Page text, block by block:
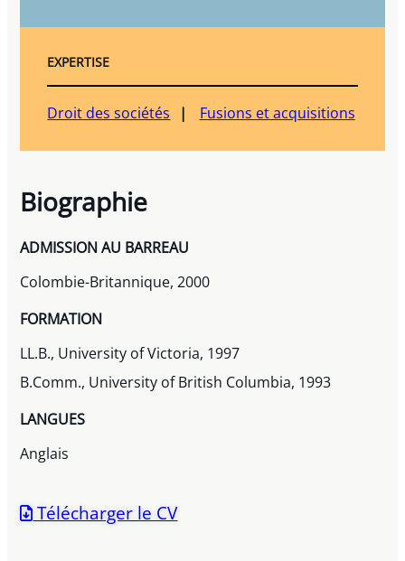
EXPERTISE
Droit des sociétés Fusions et acquisitions
Biographie
ADMISSION AU BARREAU
Colombie-Britannique, 2000
FORMATION
LL.B., University of Victoria, 1997
B.Comm., University of British Columbia, 1993
LANGUES
Anglais
Télécharger le CV